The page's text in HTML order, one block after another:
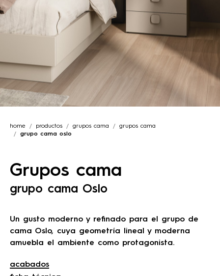
home productos grupos cama
grupos cama
grupo cama oslo
Grupos cama
grupo cama Oslo
Un gusto moderno y refinado para el grupo de
cama Oslo, cuya geometría lineal y moderna
amuebla el ambiente como protagonista.
acabados